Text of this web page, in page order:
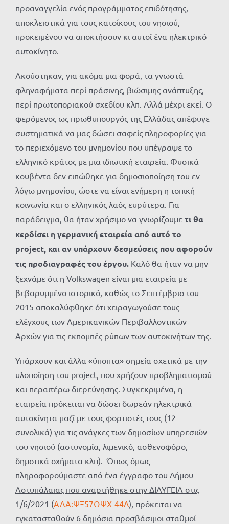
προαναγγελία ενός προγράμματος επιδότησης,
αποκλειστικά για τους κατοίκους του νησιού,
προκειμένου να αποκτήσουν κι αυτοί ένα ηλεκτρικό
αυτοκίνητο.
Ακούστηκαν, για ακόμα μια φορά, τα γνωστά
φληναφήματα περί πράσινης, βιώσιμης ανάπτυξης,
περί πρωτοποριακού σχεδίου κλπ. Αλλά μέχρι εκεί. Ο
φερόμενος ως πρωθυπουργός της Ελλάδας απέφυγε
συστηματικά να μας δώσει σαφείς πληροφορίες για
το περιεχόμενο του μνημονίου που υπέγραψε το
ελληνικό κράτος με μια ιδιωτική εταιρεία. Φυσικά
κουβέντα δεν ειπώθηκε για δημοσιοποίηση του εν
λόγω μνημονίου, ώστε να είναι ενήμερη η τοπική
κοινωνία και ο ελληνικός λαός ευρύτερα. Για
παράδειγμα, θα ήταν χρήσιμο να γνωρίζουμε τι θα
κερδίσει η γερμανική εταιρεία από αυτό το
project, και αν υπάρχουν δεσμεύσεις που αφορούν
τις προδιαγραφές του έργου. Καλό θα ήταν να μην
ξεχνάμε ότι η Volkswagen είναι μια εταιρεία με
βεβαρυμμένο ιστορικό, καθώς το Σεπτέμβριο του
2015 αποκαλύφθηκε ότι χειραγωγούσε τους
ελέγχους των Αμερικανικών Περιβαλλοντικών
Αρχών για τις εκπομπές ρύπων των αυτοκινήτων της.
Υπάρχουν και άλλα «ύποπτα» σημεία σχετικά με την
υλοποίηση του project, που χρήζουν προβληματισμού
και περαιτέρω διερεύνησης. Συγκεκριμένα, η
εταιρεία πρόκειται να δώσει δωρεάν ηλεκτρικά
αυτοκίνητα μαζί με τους φορτιστές τους (12
συνολικά) για τις ανάγκες των δημοσίων υπηρεσιών
του νησιού (αστυνομία, λιμενικό, ασθενοφόρο,
δημοτικά οχήματα κλπ). Όπως όμως
πληροφορούμαστε από ένα έγγραφο του Δήμου
Αστυπάλαιας που αναρτήθηκε στην ΔΙΑΥΓΕΙΑ στις
1/6/2021 (ΑΔΑ:ΨΞ57ΩΨΧ-44Λ), πρόκειται να
εγκατασταθούν 6 δημόσια προσβάσιμοι σταθμοί